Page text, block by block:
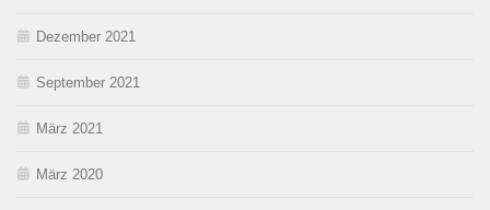
Dezember 2021
September 2021
März 2021
März 2020